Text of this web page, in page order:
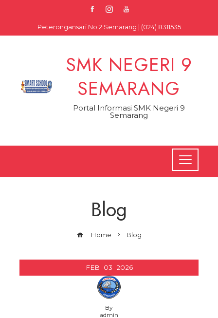
Peterongansari No.2 Semarang | (024) 8311535
SMK NEGERI 9
SEMARANG
Portal Informasi SMK Negeri 9
Semarang
Blog
Home Blog
FEB 03 2026
By
admin